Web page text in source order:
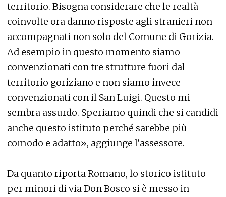
territorio. Bisogna considerare che le realtà
coinvolte ora danno risposte agli stranieri non
accompagnati non solo del Comune di Gorizia.
Ad esempio in questo momento siamo
convenzionati con tre strutture fuori dal
territorio goriziano e non siamo invece
convenzionati con il San Luigi. Questo mi
sembra assurdo. Speriamo quindi che si candidi
anche questo istituto perché sarebbe più
comodo e adatto», aggiunge l’assessore.
Da quanto riporta Romano, lo storico istituto
per minori di via Don Bosco si è messo in